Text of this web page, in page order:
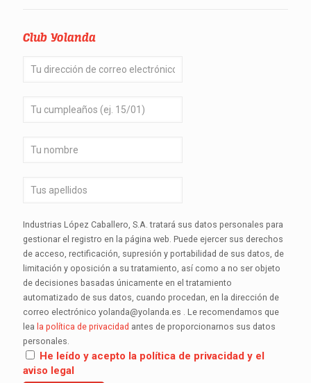
Club Yolanda
Industrias López Caballero, S.A. tratará sus datos personales para
gestionar el registro en la página web. Puede ejercer sus derechos
de acceso, rectificación, supresión y portabilidad de sus datos, de
limitación y oposición a su tratamiento, así como a no ser objeto
de decisiones basadas únicamente en el tratamiento
automatizado de sus datos, cuando procedan, en la dirección de
correo electrónico yolanda@yolanda.es . Le recomendamos que
lea la política de privacidad antes de proporcionarnos sus datos
personales.
He leído y acepto la política de privacidad y el
aviso legal